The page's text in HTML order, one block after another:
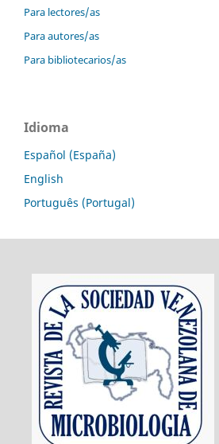
Para lectores/as
Para autores/as
Para bibliotecarios/as
Idioma
Español (España)
English
Português (Portugal)